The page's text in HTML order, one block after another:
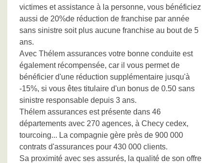
victimes et assistance à la personne, vous bénéficiez
aussi de 20%de réduction de franchise par année
sans sinistre soit plus aucune franchise au bout de 5
ans.
Avec Thélem assurances votre bonne conduite est
également récompensée, car il vous permet de
bénéficier d'une réduction supplémentaire jusqu'à
-15%, si vous êtes titulaire d'un bonus de 0.50 sans
sinistre responsable depuis 3 ans.
Thélem assurances est présente dans 46
départements avec 270 agences, à Checy cedex,
tourcoing... La compagnie gère près de 900 000
contrats d'assurances pour 430 000 clients.
Sa proximité avec ses assurés, la qualité de son offre